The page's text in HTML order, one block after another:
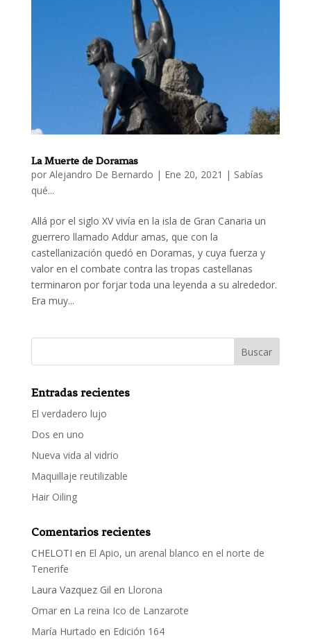
La Muerte de Doramas
por Alejandro De Bernardo | Ene 20, 2021 | Sabías
qué...
Allá por el siglo XV vivía en la isla de Gran Canaria un
guerrero llamado Addur amas, que con la
castellanización quedó en Doramas, y cuya fuerza y
valor en el combate contra las tropas castellanas
terminaron por forjar toda una leyenda a su alrededor.
Era muy...
Entradas recientes
El verdadero lujo
Dos en uno
Nueva vida al vidrio
Maquillaje reutilizable
Hair Oiling
Comentarios recientes
CHELOTI en El Apio, un arenal blanco en el norte de
Tenerife
Laura Vazquez Gil en Llorona
Omaren La reina Ico de Lanzarote
María Hurtado en Edición 164